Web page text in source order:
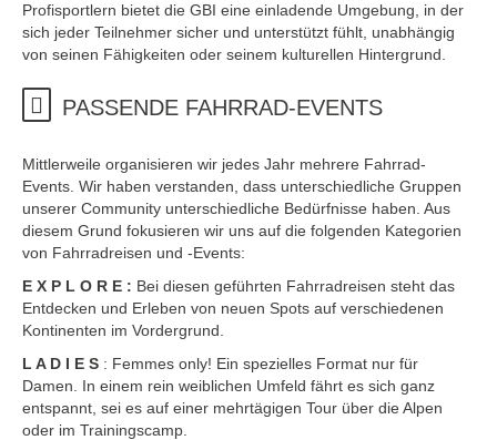
Profisportlern bietet die GBI eine einladende Umgebung, in der
sich jeder Teilnehmer sicher und unterstützt fühlt, unabhängig
von seinen Fähigkeiten oder seinem kulturellen Hintergrund.
PASSENDE FAHRRAD-EVENTS
Mittlerweile organisieren wir jedes Jahr mehrere Fahrrad-
Events. Wir haben verstanden, dass unterschiedliche Gruppen
unserer Community unterschiedliche Bedürfnisse haben. Aus
diesem Grund fokusieren wir uns auf die folgenden Kategorien
von Fahrradreisen und -Events:
E X P L O R E : Bei diesen geführten Fahrradreisen steht das
Entdecken und Erleben von neuen Spots auf verschiedenen
Kontinenten im Vordergrund.
L A D I E S : Femmes only! Ein spezielles Format nur für
Damen. In einem rein weiblichen Umfeld fährt es sich ganz
entspannt, sei es auf einer mehrtägigen Tour über die Alpen
oder im Trainingscamp.